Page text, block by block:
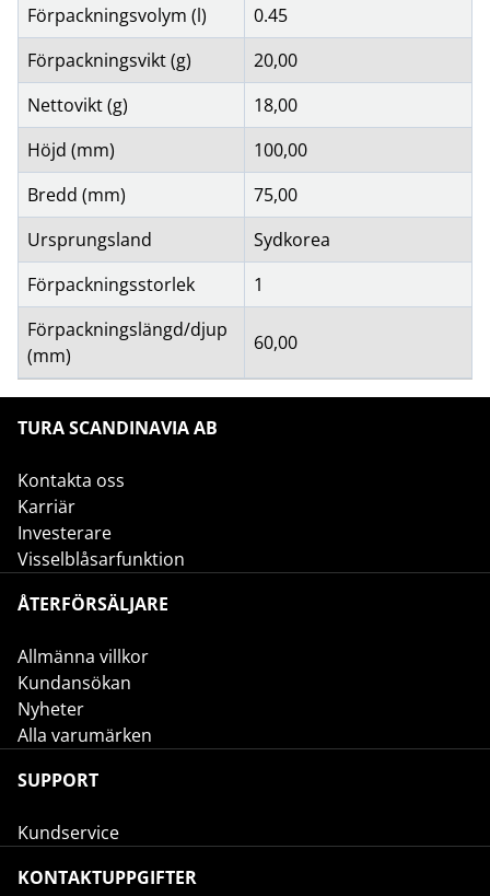
Förpackningsvolym (l)
0.45
Förpackningsvikt (g)
20,00
Nettovikt (g)
18,00
Höjd (mm)
100,00
Bredd (mm)
75,00
Ursprungsland
Sydkorea
Förpackningsstorlek
1
Förpackningslängd/djup
(mm)
60,00
TURA SCANDINAVIA AB
Kontakta oss
Karriär
Investerare
Visselblåsarfunktion
ÅTERFÖRSÄLJARE
Allmänna villkor
Kundansökan
Nyheter
Alla varumärken
SUPPORT
Kundservice
KONTAKTUPPGIFTER